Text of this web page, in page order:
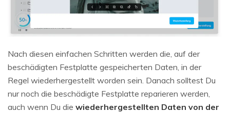
Nach diesen einfachen Schritten werden die, auf der
beschädigten Festplatte gespeicherten Daten, in der
Regel wiederhergestellt worden sein. Danach solltest Du
nur noch die beschädigte Festplatte reparieren werden,
auch wenn Du die wiederhergestellten Daten von der